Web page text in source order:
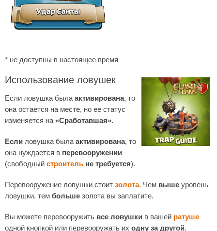
* не доступны в настоящее время
Использование ловушек
Если ловушка была активирована, то
она остается на месте, но ее статус
изменяется на «Сработавшая».
Если ловушка была активирована, то
она нуждается в перевооружении
(свободный строитель не требуется).
Перевооружение ловушки стоит золота. Чем выше уровень
ловушки, тем больше золота вы заплатите.
Вы можете перевооружить все ловушки в вашей ратуше
одной кнопкой или перевооружать их одну за другой.